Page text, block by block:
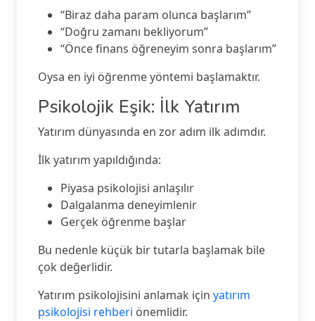
“Biraz daha param olunca başlarım”
“Doğru zamanı bekliyorum”
“Önce finans öğreneyim sonra başlarım”
Oysa en iyi öğrenme yöntemi başlamaktır.
Psikolojik Eşik: İlk Yatırım
Yatırım dünyasında en zor adım ilk adımdır.
İlk yatırım yapıldığında:
Piyasa psikolojisi anlaşılır
Dalgalanma deneyimlenir
Gerçek öğrenme başlar
Bu nedenle küçük bir tutarla başlamak bile
çok değerlidir.
Yatırım psikolojisini anlamak için yatırım
psikolojisi rehberi önemlidir.